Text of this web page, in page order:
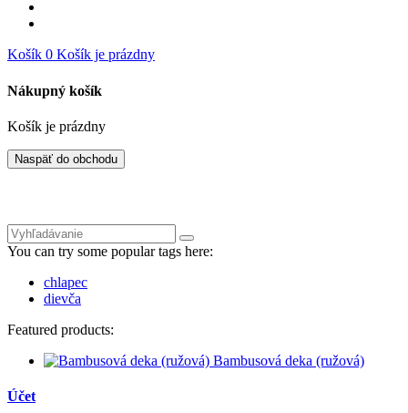
Košík 0 Košík je prázdny
Nákupný košík
Košík je prázdny
Naspäť do obchodu
You can try some popular tags here:
chlapec
dievča
Featured products:
Bambusová deka (ružová)
Účet